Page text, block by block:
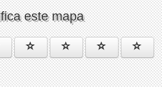
este mapa